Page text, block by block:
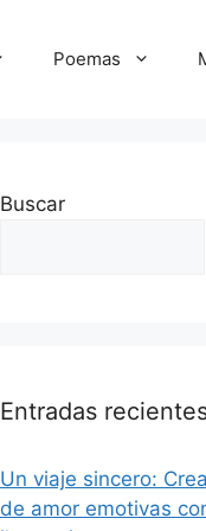
Poemas
Buscar
Entradas
Un viaje sincero:
de amor emotivas